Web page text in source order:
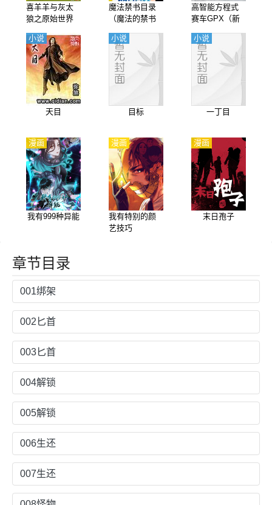
喜羊羊与灰太
狼之原始世界
语】
魔法禁书目录
（魔法的禁书
【日语】
高智能方程式
赛车GPX（新
能方程式赛
车）第5季 SIN
【日语】
天目
小说
目标
小说
一丁目
小说
我有999种异能
漫画
我有特别的颜
艺技巧
漫画
末日孢子
漫画
章节目录
001绑架
002匕首
003匕首
004解锁
005解锁
006生还
007生还